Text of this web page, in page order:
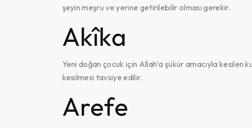
şeyin meşru ve yerine getirilebilir olması gerekir.
Akîka
Yeni doğan çocuk için Allah’a şükür amacıyla kesilen
kesilmesi tavsiye edilir.
Arefe